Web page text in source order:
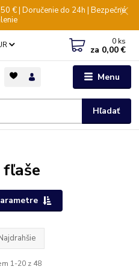
€ | Doručenie do 24h | Bezpečné
Menu
Hľadať
0 ks
za 0,00 €
fľaše
1-20 z 48